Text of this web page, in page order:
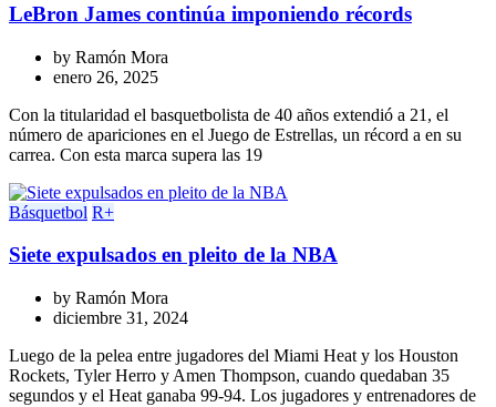
LeBron James continúa imponiendo récords
by Ramón Mora
enero 26, 2025
Con la titularidad el basquetbolista de 40 años extendió a 21, el
número de apariciones en el Juego de Estrellas, un récord a en su
carrea. Con esta marca supera las 19
Básquetbol R+
Siete expulsados en pleito de la NBA
by Ramón Mora
diciembre 31, 2024
Luego de la pelea entre jugadores del Miami Heat y los Houston
Rockets, Tyler Herro y Amen Thompson, cuando quedaban 35
segundos y el Heat ganaba 99-94. Los jugadores y entrenadores de